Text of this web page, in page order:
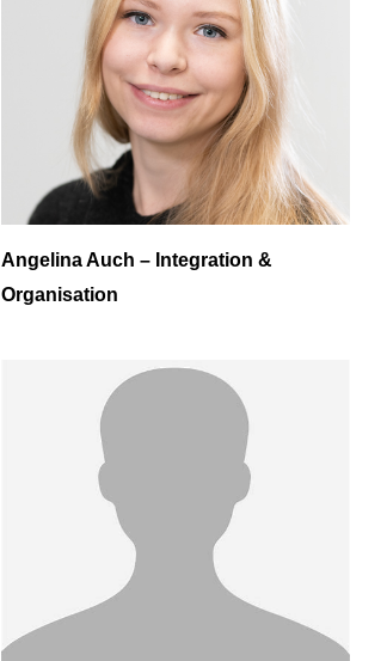
Angelina Auch – Integration &
Organisation